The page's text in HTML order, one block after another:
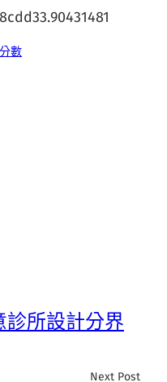
分數
診所設計分界
Next Post